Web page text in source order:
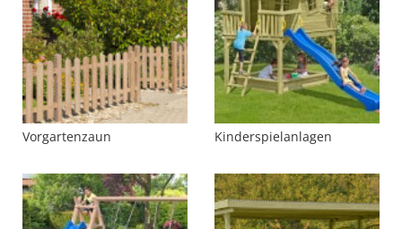
Vorgartenzaun Kinderspielanlagen